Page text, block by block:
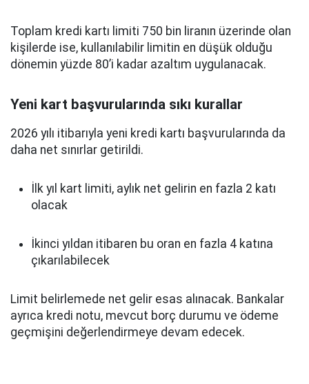
Toplam kredi kartı limiti 750 bin liranın üzerinde olan
kişilerde ise, kullanılabilir limitin en düşük olduğu
dönemin yüzde 80’i kadar azaltım uygulanacak.
Yeni kart başvurularında sıkı kurallar
2026 yılı itibarıyla yeni kredi kartı başvurularında da
daha net sınırlar getirildi.
İlk yıl kart limiti, aylık net gelirin en fazla 2 katı
olacak
İkinci yıldan itibaren bu oran en fazla 4 katına
çıkarılabilecek
Limit belirlemede net gelir esas alınacak. Bankalar
ayrıca kredi notu, mevcut borç durumu ve ödeme
geçmişini değerlendirmeye devam edecek.